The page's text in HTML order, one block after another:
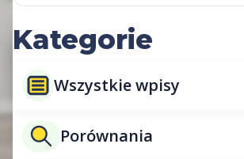
Kategorie
Wszystkie wpisy
Porównania